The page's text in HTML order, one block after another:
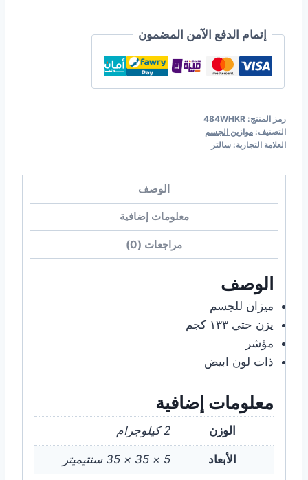
إتمام الدفع الآمن المضمون
رمز المنتج: 484WHKR
التصنيف: موازين الجسم
العلامة التجارية: سالتر
الوصف
معلومات إضافية
مراجعات (0)
الوصف
ميزان للجسم
يزن حتي ١٣٣ كجم
مؤشر
ذات لون ابيض
معلومات إضافية
الوزن 2 كيلوجرام
الأبعاد 5 × 35 × 35 سنتيميتر